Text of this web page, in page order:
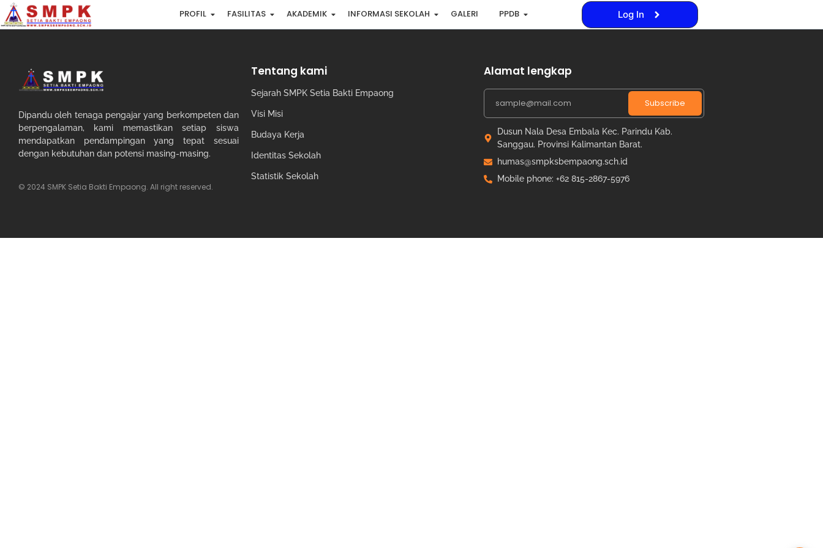
PROFIL FASILITAS AKADEMIK INFORMASI SEKOLAH GALERI PPDB Log In
Dipandu oleh tenaga pengajar yang berkompeten dan
berpengalaman, kami memastikan setiap siswa
mendapatkan pendampingan yang tepat sesuai
dengan kebutuhan dan potensi masing-masing.
© 2024 SMPK Setia Bakti Empaong. All right reserved.
Tentang kami
Sejarah SMPK Setia Bakti Empaong
Visi Misi
Budaya Kerja
Identitas Sekolah
Statistik Sekolah
Alamat lengkap
Subscribe
Dusun Nala Desa Embala Kec. Parindu Kab.
Sanggau. Provinsi Kalimantan Barat.
humas@smpksbempaong.sch.id
Mobile phone: +62 815-2867-5976